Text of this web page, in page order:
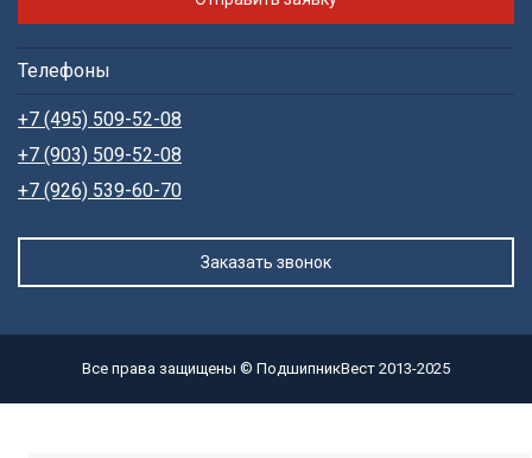
Телефоны
+7 (495) 509-52-08
+7 (903) 509-52-08
+7 (926) 539-60-70
Заказать звонок
Все права защищены © ПодшипникВест 2013-2025